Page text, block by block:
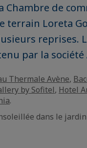
de
Loreta
reprises.
par la société
Thermale Avène,
by Sofitel, Hotel
.
dans le